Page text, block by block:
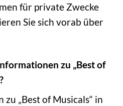
für private Zwecke
Sie sich vorab über
zu „Best of
„Best of Musicals“ in